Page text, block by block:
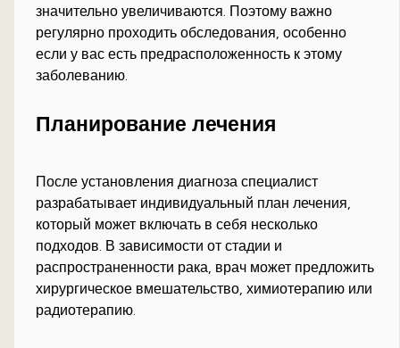
значительно увеличиваются. Поэтому важно
регулярно проходить обследования, особенно
если у вас есть предрасположенность к этому
заболеванию.
Планирование лечения
После установления диагноза специалист
разрабатывает индивидуальный план лечения,
который может включать в себя несколько
подходов. В зависимости от стадии и
распространенности рака, врач может предложить
хирургическое вмешательство, химиотерапию или
радиотерапию.